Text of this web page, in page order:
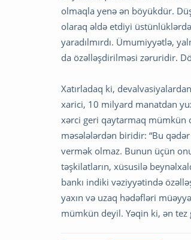
olmaqla yenə ən böyükdür.
olaraq əldə etdiyi
yaradılmırdı. Ümumiyyətlə,
da özəlləşdirilməsi zəruridir.
Xatırladaq ki,
xarici, 10 milyard manatdan
xərci geri qaytarmaq mümkün
məsələlərdən biridir: “Bu
vermək olmaz. Bunun üçün
təşkilatların, xüsusilə
bankı indiki vəziyyətində
yaxın və uzaq hədəfləri
mümkün deyil. Yəqin ki, ən